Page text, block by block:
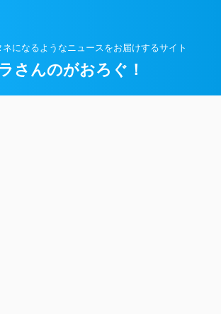
ネになるようなニュースをお届けするサイト
さんのがおろぐ！